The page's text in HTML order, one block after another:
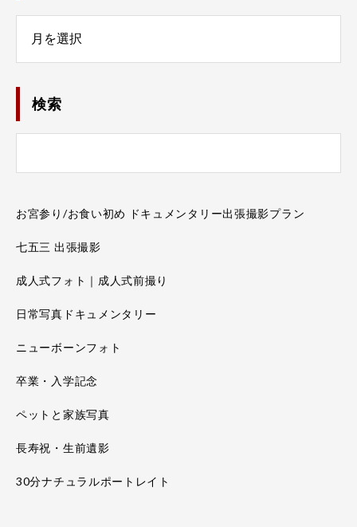
検索
お宮参り/お食い初め ドキュメンタリー出張撮影プラン
七五三 出張撮影
成人式フォト｜成人式前撮り
日常写真ドキュメンタリー
ニューボーンフォト
卒業・入学記念
ペットと家族写真
長寿祝・生前遺影
30分ナチュラルポートレイト